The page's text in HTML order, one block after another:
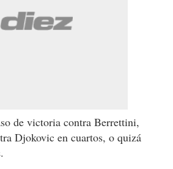
de victoria contra Berrettini,
Djokovic en cuartos, o quizá